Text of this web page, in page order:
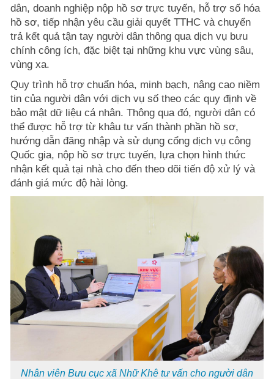
dân, doanh nghiệp nộp hồ sơ trực tuyến, hỗ trợ số hóa
hồ sơ, tiếp nhận yêu cầu giải quyết TTHC và chuyển
trả kết quả tận tay người dân thông qua dịch vụ bưu
chính công ích, đặc biệt tại những khu vực vùng sâu,
vùng xa.
Quy trình hỗ trợ chuẩn hóa, minh bạch, nâng cao niềm
tin của người dân với dịch vụ số theo các quy định về
bảo mật dữ liệu cá nhân. Thông qua đó, người dân có
thể được hỗ trợ từ khâu tư vấn thành phần hồ sơ,
hướng dẫn đăng nhập và sử dụng cổng dịch vụ công
Quốc gia, nộp hồ sơ trực tuyến, lựa chọn hình thức
nhận kết quả tại nhà cho đến theo dõi tiến độ xử lý và
đánh giá mức độ hài lòng.
Nhân viên Bưu cục xã Nhữ Khê tư vấn cho người dân